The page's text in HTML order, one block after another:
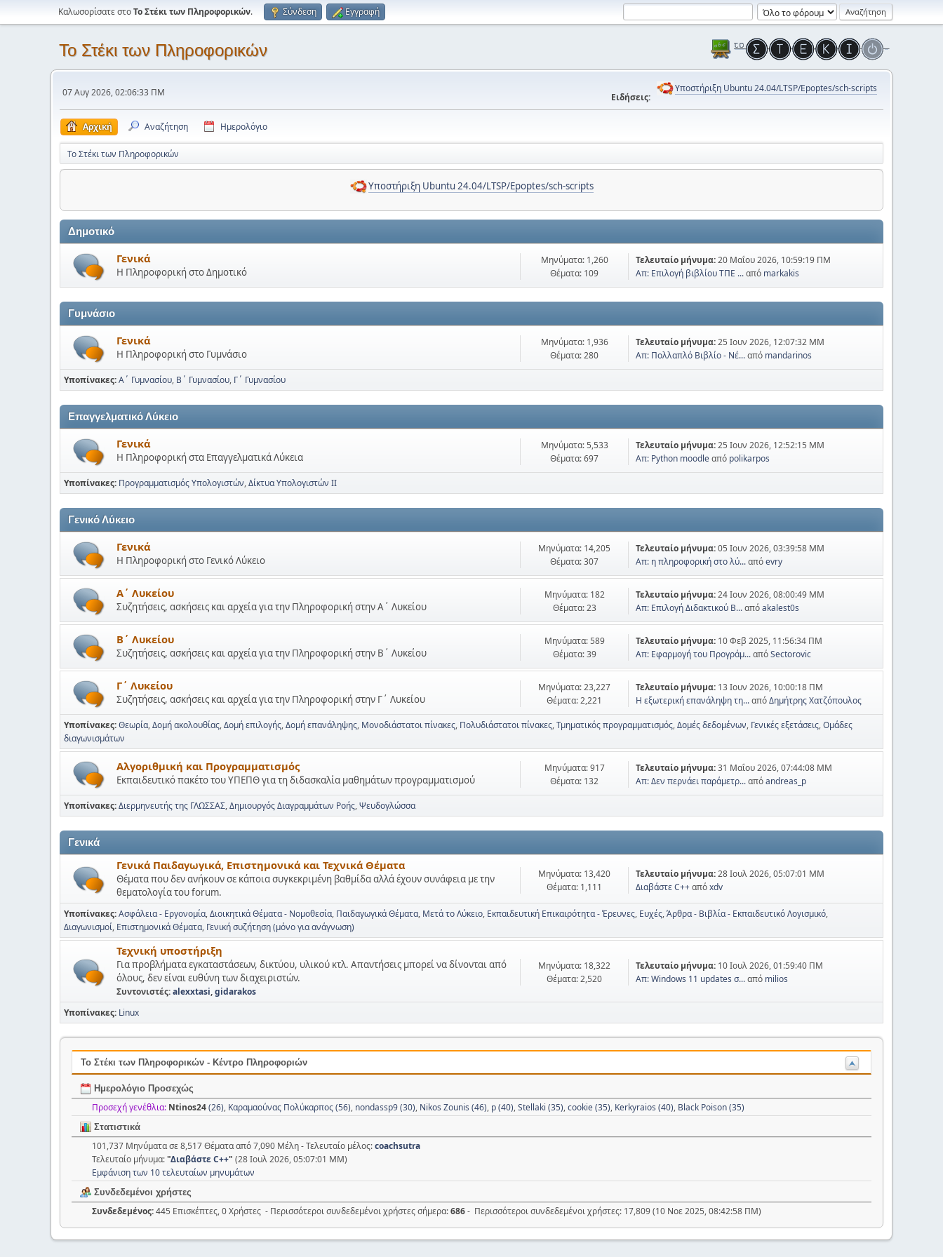
Καλωσορίσατε στοΤο Στέκι των Πληροφορικών. Σύνδεση Εγγραφή
Το Στέκι των Πληροφορικών
07 Αυγ 2026, 02:06:33 ΠΜ Ειδήσεις:
Υποστήριξη Ubuntu 24.04/LTSP/Epoptes/sch-scripts
Αρχική Αναζήτηση Ημερολόγιο
Το Στέκι των Πληροφορικών
Υποστήριξη Ubuntu 24.04/LTSP/Epoptes/sch-scripts
Δημοτικό
Γενικά
Η Πληροφορική στο Δημοτικό
Μηνύματα: 1,260
Θέματα: 109
Τελευταίο μήνυμα:20 Μαΐου 2026, 10:59:19 ΠΜ
Απ: Επιλογή βιβλίου ΤΠΕ ...από markakis
Γυμνάσιο
Γενικά
Η Πληροφορική στο Γυμνάσιο
Μηνύματα: 1,936
Θέματα: 280
Τελευταίο μήνυμα:25 Ιουν 2026, 12:07:32 ΜΜ
Απ: Πολλαπλό Βιβλίο - Νέ...από mandarinos
Υποπίνακες Α΄ Γυμνασίου Β΄ Γυμνασίου Γ΄ Γυμνασίου
Επαγγελματικό Λύκειο
Γενικά
Η Πληροφορική στα Επαγγελματικά Λύκεια
Μηνύματα: 5,533
Θέματα: 697
Τελευταίο μήνυμα:25 Ιουν 2026, 12:52:15 ΜΜ
Απ: Python moodleαπό polikarpos
Υποπίνακες Προγραμματισμός Υπολογιστών Δίκτυα Υπολογιστών ΙΙ
Γενικό Λύκειο
Γενικά
Η Πληροφορική στο Γενικό Λύκειο
Μηνύματα: 14,205
Θέματα: 307
Τελευταίο μήνυμα:05 Ιουν 2026, 03:39:58 ΜΜ
Απ: η πληροφορική στο λύ...απόevry
Α΄ Λυκείου
Συζητήσεις, ασκήσεις και αρχεία για την Πληροφορική στην Α΄ Λυκείου
Μηνύματα: 182
Θέματα: 23
Τελευταίο μήνυμα:24 Ιουν 2026, 08:00:49 ΜΜ
Απ: Επιλογή Διδακτικού Β...απόakalest0s
Β΄ Λυκείου
Συζητήσεις, ασκήσεις και αρχεία για την Πληροφορική στην Β΄ Λυκείου
Μηνύματα: 589
Θέματα: 39
Τελευταίο μήνυμα: 10 Φεβ 2025, 11:56:34 ΠΜ
Απ: Εφαρμογή του Προγράμ...απόSectorovic
Γ΄ Λυκείου
Συζητήσεις, ασκήσεις και αρχεία για την Πληροφορική στην Γ΄ Λυκείου
Μηνύματα: 23,227
Θέματα: 2,221
Τελευταίο μήνυμα: 13 Ιουν 2026, 10:00:18 ΠΜ
Η εξωτερική επανάληψη τη...απόΔημήτρης Χατζόπουλος
Υποπίνακες Θεωρία Δομή ακολουθίας Δομή επιλογής Δομή επανάληψης Μονοδιάστατοι πίνακες Πολυδιάστατοι πίνακες Τμηματικός προγραμματισμός Δομές δεδομένων Γενικές εξετάσεις Ομάδες
διαγωνισμάτων
Αλγοριθμική και Προγραμματισμός
Εκπαιδευτικό πακέτο του ΥΠΕΠΘ για τη διδασκαλία μαθημάτων προγραμματισμού
Μηνύματα: 917
Θέματα: 132
Τελευταίο μήνυμα:31 Μαΐου 2026, 07:44:08 ΜΜ
Απ: Δεν περνάει παράμετρ...απόandreas_p
Υποπίνακες Διερμηνευτής της ΓΛΩΣΣΑΣ Δημιουργός Διαγραμμάτων Ροής Ψευδογλώσσα
Γενικά
Γενικά Παιδαγωγικά, Επιστημονικά και Τεχνικά Θέματα
Θέματα που δεν ανήκουν σε κάποια συγκεκριμένη βαθμίδα αλλά έχουν συνάφεια με την
θεματολογία του forum.
Μηνύματα: 13,420
Θέματα: 1,111
Τελευταίο μήνυμα:28 Ιουλ 2026, 05:07:01 ΜΜ
Διαβάστε C++απόxdv
Υποπίνακες Ασφάλεια - Εργονομία Διοικητικά Θέματα - Νομοθεσία Παιδαγωγικά Θέματα Μετά το Λύκειο Εκπαιδευτική Επικαιρότητα - Έρευνες Ευχές Άρθρα - Βιβλία - Εκπαιδευτικό Λογισμικό
Διαγωνισμοί Επιστημονικά Θέματα Γενική συζήτηση (μόνο για ανάγνωση)
Τεχνική υποστήριξη
Για προβλήματα εγκαταστάσεων, δικτύου, υλικού κτλ. Απαντήσεις μπορεί να δίνονται από
όλους, δεν είναι ευθύνη των διαχειριστών.
Συντονιστές:alexxtasi,gidarakos
Μηνύματα: 18,322
Θέματα: 2,520
Τελευταίο μήνυμα: 10 Ιουλ 2026, 01:59:40 ΠΜ
Απ: Windows 11 updates σ...από milios
Υποπίνακες Linux
Το Στέκι των Πληροφορικών - Κέντρο Πληροφοριών
Ημερολόγιο Προσεχώς
Προσεχή γενέθλια: Ntinos24(26), Καραμαούνας Πολύκαρπος (56), nondassp9 (30), Nikos Zounis (46), p (40),Stellaki (35),cookie (35), Kerkyraios (40), Black Poison (35)
Στατιστικά
101,737 Μηνύματα σε 8,517 Θέματα από 7,090 Μέλη - Τελευταίο μέλος:coachsutra
Τελευταίο μήνυμα:"Διαβάστε C++" (28 Ιουλ 2026, 05:07:01 ΜΜ)
Εμφάνιση των 10 τελευταίων μηνυμάτων
Συνδεδεμένοι χρήστες
Συνδεδεμένος:445 Επισκέπτες, 0 Χρήστες - Περισσότεροι συνδεδεμένοι χρήστες σήμερα:686- Περισσότεροι συνδεδεμένοι χρήστες: 17,809 (10 Νοε 2025, 08:42:58 ΠΜ)